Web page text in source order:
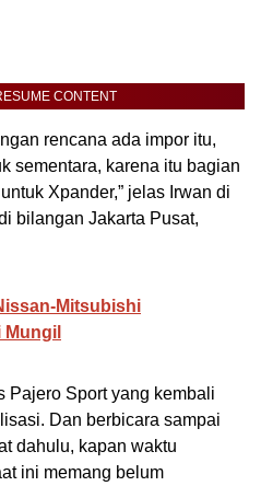
CONTENT
rencana ada impor itu,
sementara, karena itu bagian
Xpander,” jelas Irwan di
bilangan Jakarta Pusat,
Mitsubishi
Pajero Sport yang kembali
Dan berbicara sampai
dahulu, kapan waktu
ini memang belum